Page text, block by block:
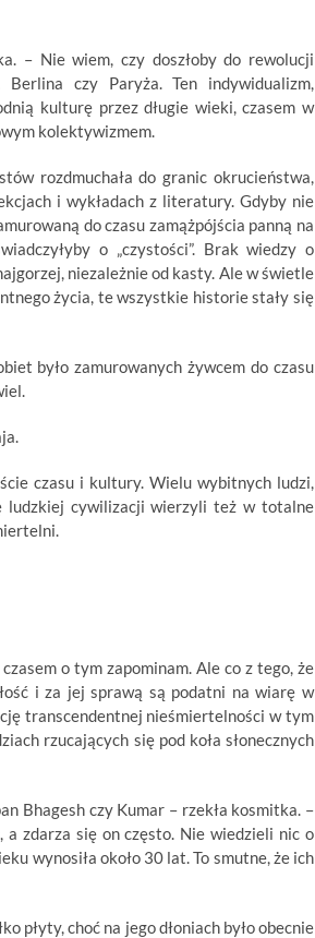
– Nie wiem, czy doszłoby do rewolucji
Berlina czy Paryża. Ten indywidualizm,
kulturę przez długie wieki, czasem w
kolektywizmem.
rozdmuchała do granic okrucieństwa,
i wykładach z literatury. Gdyby nie
do czasu zamążpójścia panną na
o „czystości”. Brak wiedzy o
niezależnie od kasty. Ale w świetle
życia, te wszystkie historie stały się
było zamurowanych żywcem do czasu
czasu i kultury. Wielu wybitnych ludzi,
ludzkiej cywilizacji wierzyli też w totalne
o tym zapominam. Ale co z tego, że
i za jej sprawą są podatni na wiarę w
transcendentnej nieśmiertelności w tym
rzucających się pod koła słonecznych
Bhagesh czy Kumar – rzekła kosmitka. –
a zdarza się on często. Nie wiedzieli nic o
wynosiła około 30 lat. To smutne, że ich
płyty, choć na jego dłoniach było obecnie